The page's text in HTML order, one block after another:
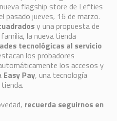
flagship store de Lefties
pasado jueves, 16 de marzo.
y una propuesta de
la nueva tienda
tecnológicas al servicio
los probadores
los accesos y
Easy Pay, una tecnología
recuerda seguirnos en